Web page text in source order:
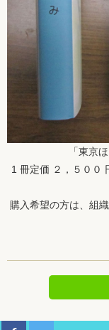
「東京
1 冊定価 ２，５００
購入希望の方は、組